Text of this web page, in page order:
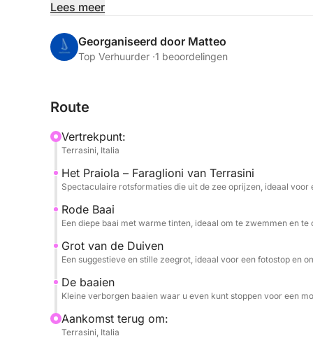
rotsachtige landschap dat bij elke bocht
Elke stop wordt een belevenis: of u nu in het
de middag naar eigen wens indeelt: kies zelf
Inbegrepen in de ervaring: toiletbezoek, een
navigatie en vers water beschikbaar gedurende
Lees meer
Georganiseerd door Matteo
Top Verhuurder ·1 beoordelingen
Route
Vertrekpunt:
Terrasini, Italia
Het Praiola – Faraglioni van Terrasini
Spectaculaire rotsformaties die uit de zee oprijzen, ideaal voor
Rode Baai
Een diepe baai met warme tinten, ideaal om te zwemmen en te
Grot van de Duiven
Een suggestieve en stille zeegrot, ideaal voor een fotostop en
De baaien
Kleine verborgen baaien waar u even kunt stoppen voor een
Aankomst terug om:
Terrasini, Italia